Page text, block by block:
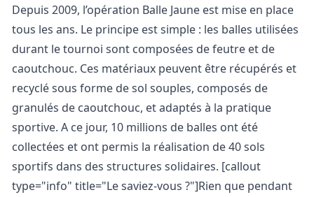
Depuis 2009, l’opération Balle Jaune est mise en place
tous les ans. Le principe est simple : les balles utilisées
durant le tournoi sont composées de feutre et de
caoutchouc. Ces matériaux peuvent être récupérés et
recyclé sous forme de sol souples, composés de
granulés de caoutchouc, et adaptés à la pratique
sportive. A ce jour, 10 millions de balles ont été
collectées et ont permis la réalisation de 40 sols
sportifs dans des structures solidaires. [callout
type="info" title="Le saviez-vous ?"]Rien que pendant